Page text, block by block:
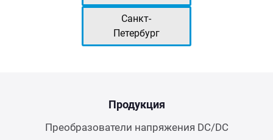
Санкт-
Петербург
Продукция
Преобразователи напряжения DC/DC